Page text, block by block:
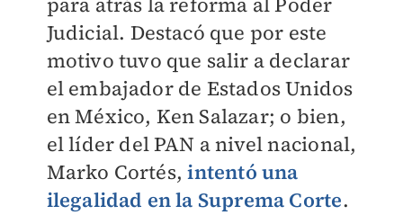
Judicial. Destacó que por este
motivo tuvo que salir a declarar
el embajador de Estados Unidos
en México, Ken Salazar; o bien,
el líder del PAN a nivel nacional,
Marko Cortés,intentó una
ilegalidad en la Suprema Corte.